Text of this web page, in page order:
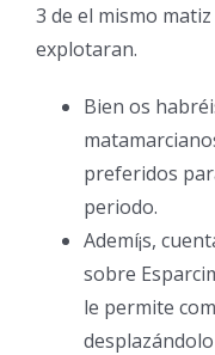
3 de el mismo
explotaran.
Bien os
preferidos
periodo.
Ademí¡s,
sobre
le permite